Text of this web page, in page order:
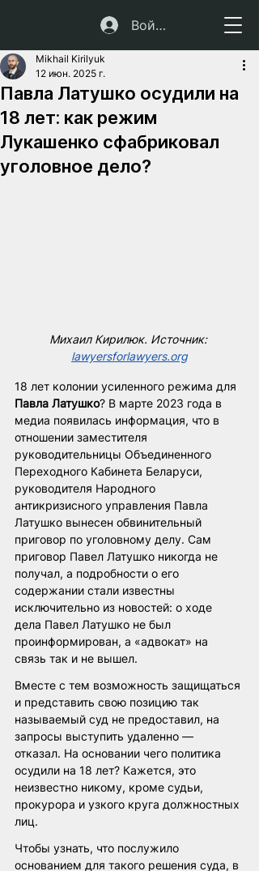
Войти
Павла Латушко осудили на
18 лет: как режим
Лукашенко сфабриковал
уголовное дело?
Mikhail Kirilyuk
12 июн. 2025 г.
Михаил Кирилюк. Источник:
lawyersforlawyers.org
18 лет колонии усиленного режима для
Павла Латушко? В марте 2023 года в
медиа появилась информация, что в
отношении заместителя
руководительницы Объединенного
Переходного Кабинета Беларуси,
руководителя Народного
антикризисного управления Павла
Латушко вынесен обвинительный
приговор по уголовному делу. Сам
приговор Павел Латушко никогда не
получал, а подробности о его
содержании стали известны
исключительно из новостей: о ходе
дела Павел Латушко не был
проинформирован, а «адвокат» на
связь так и не вышел.
Вместе с тем возможность защищаться
и представить свою позицию так
называемый суд не предоставил, на
запросы выступить удаленно —
отказал. На основании чего политика
осудили на 18 лет? Кажется, это
неизвестно никому, кроме судьи,
прокурора и узкого круга должностных
лиц.
Чтобы узнать, что послужило
основанием для такого решения суда, в